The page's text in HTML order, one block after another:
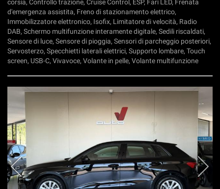
corsia, Controllo trazione, Cruise Control, ESP, Fari LED, Frenata
d'emergenza assistita, Freno di stazionamento elettrico,
Immobilizzatore elettronico, Isofix, Limitatore di velocità, Radio
DAB, Schermo multifunzione interamente digitale, Sedili riscaldati,
Sensore di luce, Sensore di pioggia, Sensori di parcheggio posteriori,
Servosterzo, Specchietti laterali elettrici, Supporto lombare, Touch
screen, USB-C, Vivavoce, Volante in pelle, Volante multifunzione